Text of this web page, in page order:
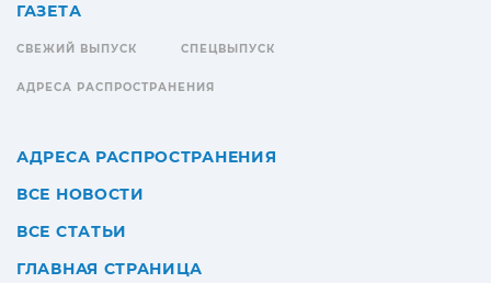
ГАЗЕТА
СВЕЖИЙ ВЫПУСК СПЕЦВЫПУСК
АДРЕСА РАСПРОСТРАНЕНИЯ
АДРЕСА РАСПРОСТРАНЕНИЯ
ВСЕ НОВОСТИ
ВСЕ СТАТЬИ
ГЛАВНАЯ СТРАНИЦА